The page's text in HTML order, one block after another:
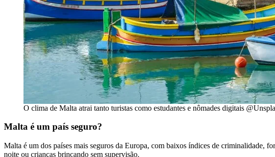
O clima de Malta atrai tanto turistas como estudantes e nômades digitais
Malta é um país seguro?
Malta é um dos países mais seguros da Europa, com baixos índices de criminalidade,
noite ou crianças brincando sem supervisão.